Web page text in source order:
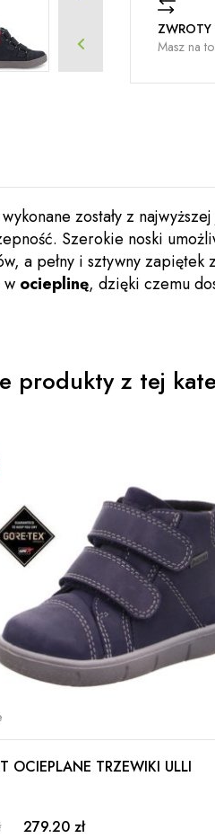
ZWROTY
Masz na
zostały z
Szerokie noski
a pełny i sztywny
w ocieplinę, dzięki czemu
produkty z tej
OCIEPLANE TRZEWIKI ULLI
279.20 zł